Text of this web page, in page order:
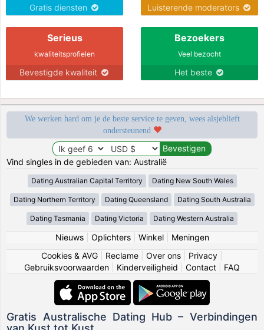
Gratis diensten Luisterende moderators
Serieus
kwaliteitsprofielen
Bevestigde kwaliteit
Bezoekers
Veel bezocht
Het beste
We werken hard om je de beste service te geven, wees alsjeblieft
ondersteunend
Vind singles in de gebieden van: Australië
Dating Australian Capital Territory Dating New South Wales
Dating Northern Territory Dating Queensland Dating South Australia
Dating Tasmania Dating Victoria Dating Western Australia
Nieuws| Oplichters| Winkel| Meningen
Cookies & AVG
Reclame Over ons Privacy
Gebruiksvoorwaarden
Kinderveiligheid Contact FAQ
Gratis Australische Dating Hub – Verbindingen